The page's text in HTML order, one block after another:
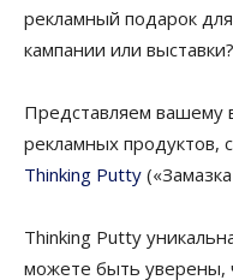
рекламный подарок
кампании или выставки?
Представляем вашему
рекламных продуктов,
Thinking Putty
Thinking Putty
можете быть уверены,